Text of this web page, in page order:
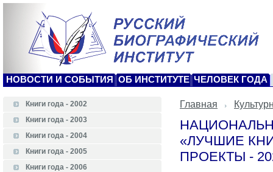
НОВОСТИ И СОБЫТИЯ ОБ ИНСТИТУТЕ ЧЕЛОВЕК ГОДА
Книги года - 2002
Книги года - 2003
Книги года - 2004
Книги года - 2005
Книги года - 2006
Главная
«ЛУЧШИЕ
ПРОЕКТЫ -